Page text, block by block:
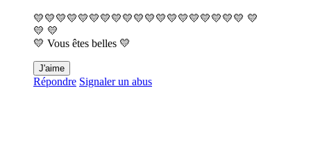
💛💛💛💛💛💛💛💛💛💛💛💛💛💛💛💛💛💛💛 💛
💛 💛
💛 Vous êtes belles 💛
J'aime
Répondre Signaler un abus